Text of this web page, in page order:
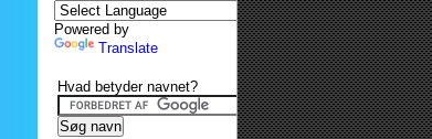
Powered by
Translate
Hvad betyder navnet?